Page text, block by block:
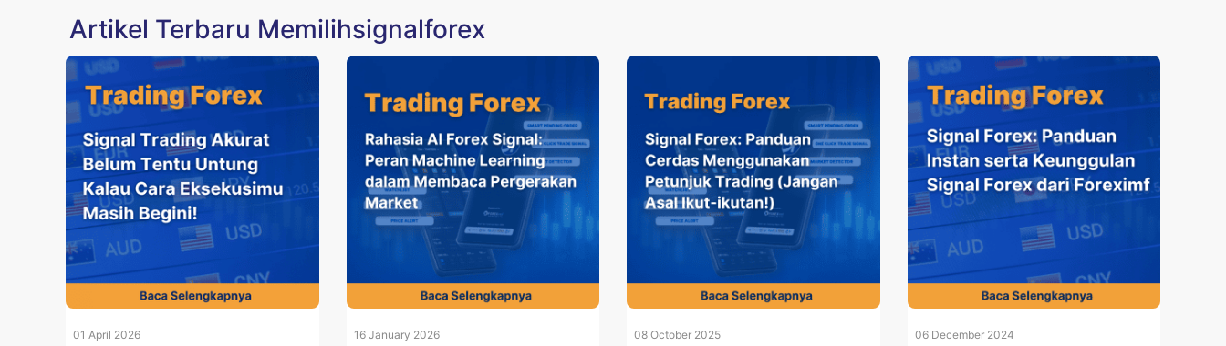
Artikel Terbaru Memilihsignalforex
01 April 2026 16 January 2026 08 October 2025 06 December 2024